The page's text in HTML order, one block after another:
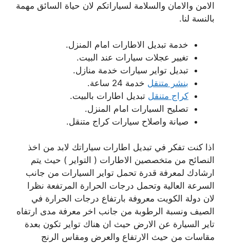
الامن والامان والسلامة لسياراتكم لان حياة السائق مهمة
بالنسة لنا.
خدمة تبديل الاطارات امام المنزل.
تغيير عجلات سيارات عند البيت.
تبديل تواير سيارات خدمة منازل.
بنشر متنقل خدمة 24 ساعة.
كراج متنقل تبديل اطارات بالبيت.
تصليح السيارات امام المنزل.
صيانة واصلاح سيارات كراج متنقل.
اذا كنت تفكر في تبديل اطارات سياراتك لابد من اخذ
النصائح من متخصصين الاطارات ( التواير ) حيث يتم
ارشادك لمعرفة قدرة تحمل تواير السيارات من جانب
السرعة العالية وتحمل درجات الحرارة المرتفعة نظرا
لان دولة الكويت معروفة بارتفاع درجات الحرارة في
الصيف ونسبة الرطوبة من جانب اخر معرفة مدى ارتفاه
تاير السيارة عن الارض حيث ان هناك تواير تكون بعدة
مقاسات من حيث الارتفاع والعرض ومقاس الرنج